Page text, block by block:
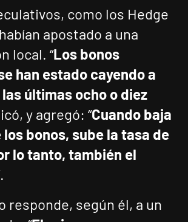
como los Hedge
apostado a una
local. “Los bonos
han estado cayendo a
últimas ocho o diez
y agregó: “Cuando baja
bonos, sube la tasa de
lo tanto, también el
responde, según él, a un